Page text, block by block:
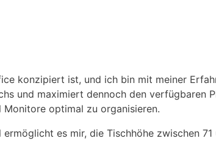
konzipiert ist, und ich bin mit meiner
und maximiert dennoch den verfügbaren
Monitore optimal zu organisieren.
es mir, die Tischhöhe zwischen 71